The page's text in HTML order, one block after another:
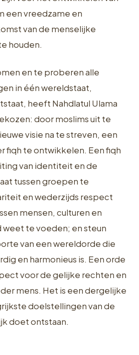
een vreedzame en
van de menselijke
houden.
en te proberen alle
in één wereldstaat,
heeft Nahdlatul Ulama
door moslims uit te
visie na te streven, een
fiqh te ontwikkelen. Een fiqh
van identiteit en de
tussen groepen te
en wederzijds respect
mensen, culturen en
weet te voeden; en steun
van een wereldorde die
en harmonieus is. Een orde
voor de gelijke rechten en
mens. Het is een dergelijke
doelstellingen van de
doet ontstaan.